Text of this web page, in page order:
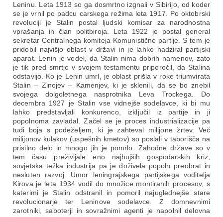
Leninu. Leta 1913 so ga dosmrtno izgnali v Sibirijo, od koder
se je vrnil po padcu carskega režima leta 1917. Po oktobrski
revoluciji je Stalin postal ljudski komisar za narodnostna
vprašanja in član politbiroja. Leta 1922 je postal general
sekretar Centralnega komiteja Komunistične partije. S tem je
pridobil najvišjo oblast v državi in je lahko nadziral partijski
aparat. Lenin je vedel, da Stalin nima dobrih namenov, zato
je tik pred smrtjo v svojem testamentu priporočil, da Stalina
odstavijo. Ko je Lenin umrl, je oblast prišla v roke triumvirata
Stalin – Zinojev – Kamenjev, ki je sklenili, da se bo znebil
svojega dolgoletnega nasprotnika Leva Trockega. Do
decembra 1927 je Stalin vse vidnejše sodelavce, ki bi mu
lahko predstavljali konkurenco, izključil iz partije in ji
popolnoma zavladal. Začel se je proces industrializacije pa
tudi boja s podeželjem, ki je zahteval milijone žrtev. Več
milijonov kulakov (uspešnih kmetov) so poslali v taborišča na
prisilno delo in mnogo jih je pomrlo. Zahodne države so v
tem času preživljale eno najhujših gospodarskih kriz,
sovjetska težka industrija pa je doživela popoln preobrat in
nesluten razvoj. Umor leningrajskega partijskega voditelja
Kirova je leta 1934 vodil do množice montiranih procesov, s
katerimi je Stalin odstranil in pomoril najuglednejše stare
revolucionarje ter Leninove sodelavce. Z domnevnimi
zarotniki, saboterji in sovražnimi agenti je napolnil delovna